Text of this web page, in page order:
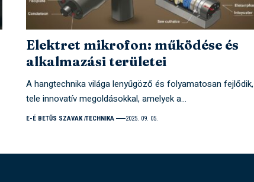
Elektret mikrofon: működése és
alkalmazási területei
A hangtechnika világa lenyűgöző és folyamatosan fejlődik,
tele innovatív megoldásokkal, amelyek a…
E-É BETŰS SZAVAK TECHNIKA 2025. 09. 05.